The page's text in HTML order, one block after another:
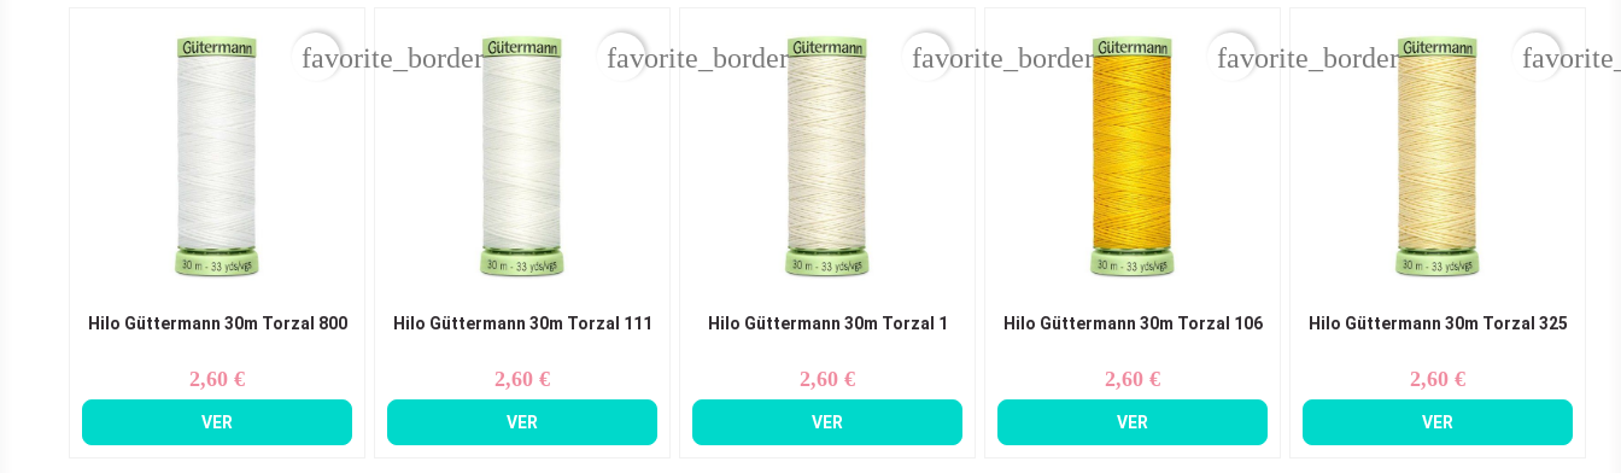
Hilo Güttermann 30m Torzal 800
Precio
2,60 €
VER
favorite_border
Hilo Güttermann 30m Torzal 111
Precio
2,60 €
VER
favorite_border
Hilo Güttermann 30m Torzal 1
Precio
2,60 €
VER
favorite_border
Hilo Güttermann 30m Torzal 106
Precio
2,60 €
VER
favorite_border
Hilo Güttermann 30m Torzal 325
Precio
2,60 €
VER